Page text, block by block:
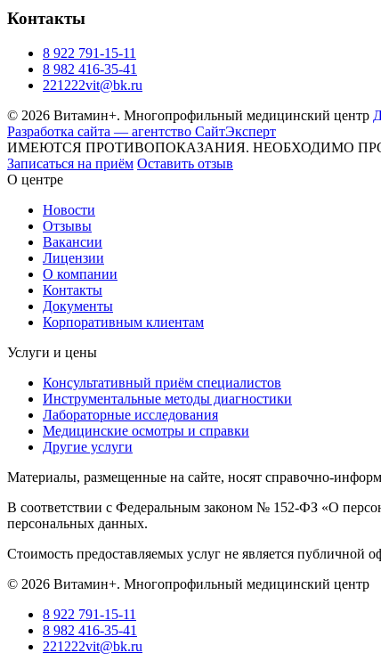
Контакты
8 922 791-15-11
8 982 416-35-41
221222vit@bk.ru
© 2026 Витамин+. Многопрофильный медицинский центр
Разработка сайта — агентство СайтЭксперт
ИМЕЮТСЯ ПРОТИВОПОКАЗАНИЯ. НЕОБХОДИМО
Записаться на приём Оставить отзыв
О центре
Новости
Отзывы
Вакансии
Лицензии
О компании
Контакты
Документы
Корпоративным клиентам
Услуги и цены
Консультативный приём специалистов
Инструментальные методы диагностики
Лабораторные исследования
Медицинские осмотры и справки
Другие услуги
Материалы, размещенные на сайте, носят справочно-
В соответствии с Федеральным законом № 152-ФЗ «О
персональных данных.
Стоимость предоставляемых услуг не является публичной
© 2026 Витамин+. Многопрофильный медицинский центр
8 922 791-15-11
8 982 416-35-41
221222vit@bk.ru